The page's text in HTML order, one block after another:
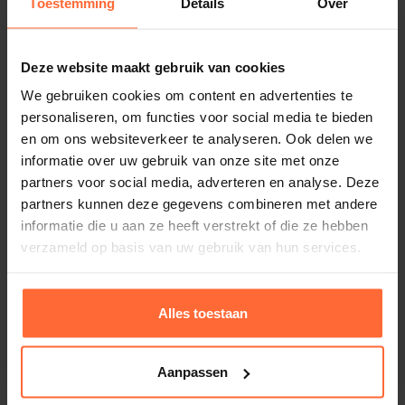
Deze website maakt gebruik van cookies
We gebruiken cookies om content en advertenties te
personaliseren, om functies voor social media te bieden
en om ons websiteverkeer te analyseren. Ook delen we
informatie over uw gebruik van onze site met onze
partners voor social media, adverteren en analyse. Deze
partners kunnen deze gegevens combineren met andere
informatie die u aan ze heeft verstrekt of die ze hebben
verzameld op basis van uw gebruik van hun services.
Alles toestaan
Aanpassen
de kleur. Je zwembad blijft er jarenlang als
Plage en trap
Dit model is voorzien van een plage waarop heerlijk
kan worden gerelaxt, met een aangrenzende rechte
inlooptrap van 60 cm breed
Dit ziet er niet alleen zeer luxe en strak uit, maar
deze trap ruimte besparend, maar toch
voldoende om het zwembad gemakkelijk in en
Verlichting
2 led spots, warm wit
Hoogte waterlijn
ca. 143 cm (met hoogwater skimmer)
Afdekking
Geen, wel optioneel leverbaar
Garantie
SW-9030-PL-TR60
1 kg
Plunge pool Trend PP – 4.00×2.00, licht grijs –
rechte trap